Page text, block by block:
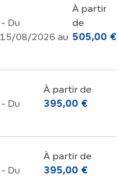
Du
08/2026 au
À partir
de
505,00 €
Du
À partir de
395,00 €
Du
À partir de
395,00 €